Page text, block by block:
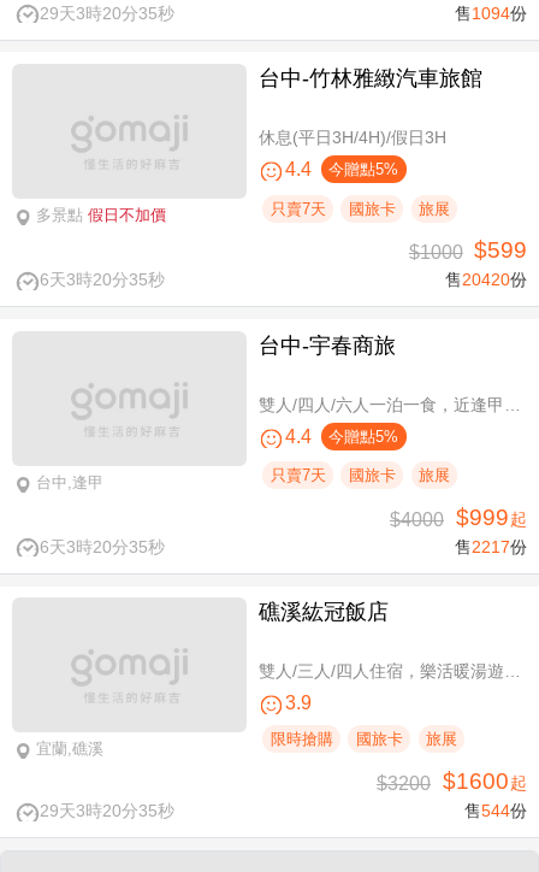
29天3時20分34秒 售1094份
多景點 假日不加價
台中-竹林雅緻汽車旅館
休息(平日3H/4H)/假日3H
4.4 今贈點5%
只賣7天 國旅卡 旅展
6天3時20分34秒
$1000 $599
售20420份
台中,逢甲
台中-宇春商旅
4.4 今贈點5%
只賣7天 國旅卡 旅展
6天3時20分34秒
$4000 $999起
售2217份
宜蘭,礁溪
礁溪紘冠飯店
3.9
限時搶購 國旅卡 旅展
29天3時20分34秒
$3200 $1600起
售544份